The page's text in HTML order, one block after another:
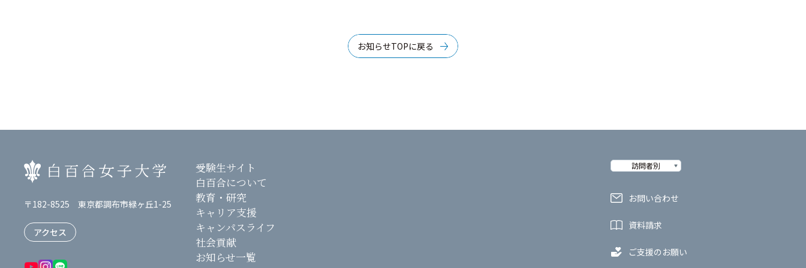
お知らせTOPに戻る
〒182-8525 東京都調布市緑ヶ丘1-25
アクセス
受験生サイト
白百合について
教育・研究
キャリア支援
キャンパスライフ
社会貢献
お知らせ一覧
訪問者別
お問い合わせ
資料請求
ご支援のお願い